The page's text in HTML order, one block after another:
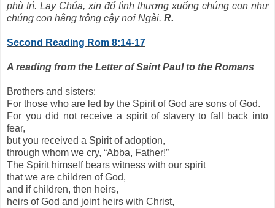
phù trì. Lạy Chúa, xin đổ tình thương xuống chúng con như
chúng con hằng trông cậy nơi Ngài. R.
Second Reading Rom 8:14-17
A reading from the Letter of Saint Paul to the Romans
Brothers and sisters:
For those who are led by the Spirit of God are sons of God.
For you did not receive a spirit of slavery to fall back into
fear,
but you received a Spirit of adoption,
through whom we cry, “Abba, Father!”
The Spirit himself bears witness with our spirit
that we are children of God,
and if children, then heirs,
heirs of God and joint heirs with Christ,